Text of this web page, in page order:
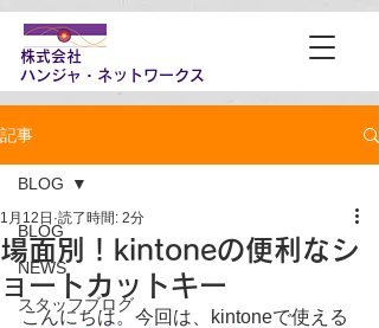
株式会社
​ハンジャ・ネットワークス
記事
BLOG
NEWS
スタッフブログ
BLOG
場面別！kintoneの便利なシ
ョートカットキー
1月12日 読了時間: 2分
こんにちは。今回は、kintoneで使える